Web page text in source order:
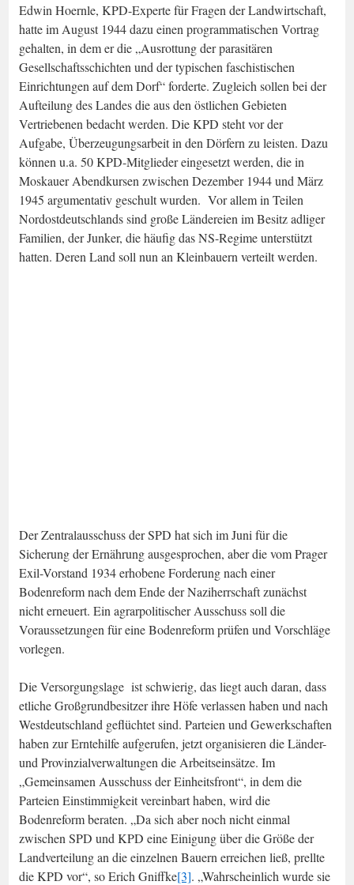
Edwin Hoernle, KPD-Experte für Fragen der Landwirtschaft,
hatte im August 1944 dazu einen programmatischen Vortrag
gehalten, in dem er die „Ausrottung der parasitären
Gesellschaftsschichten und der typischen faschistischen
Einrichtungen auf dem Dorf“ forderte. Zugleich sollen bei der
Aufteilung des Landes die aus den östlichen Gebieten
Vertriebenen bedacht werden. Die KPD steht vor der
Aufgabe, Überzeugungsarbeit in den Dörfern zu leisten. Dazu
können u.a. 50 KPD-Mitglieder eingesetzt werden, die in
Moskauer Abendkursen zwischen Dezember 1944 und März
1945 argumentativ geschult wurden. Vor allem in Teilen
Nordostdeutschlands sind große Ländereien im Besitz adliger
Familien, der Junker, die häufig das NS-Regime unterstützt
hatten. Deren Land soll nun an Kleinbauern verteilt werden.
Der Zentralausschuss der SPD hat sich im Juni für die
Sicherung der Ernährung ausgesprochen, aber die vom Prager
Exil-Vorstand 1934 erhobene Forderung nach einer
Bodenreform nach dem Ende der Naziherrschaft zunächst
nicht erneuert. Ein agrarpolitischer Ausschuss soll die
Voraussetzungen für eine Bodenreform prüfen und Vorschläge
vorlegen.
Die Versorgungslage ist schwierig, das liegt auch daran, dass
etliche Großgrundbesitzer ihre Höfe verlassen haben und nach
Westdeutschland geflüchtet sind. Parteien und Gewerkschaften
haben zur Erntehilfe aufgerufen, jetzt organisieren die Länder-
und Provinzialverwaltungen die Arbeitseinsätze. Im
„Gemeinsamen Ausschuss der Einheitsfront“, in dem die
Parteien Einstimmigkeit vereinbart haben, wird die
Bodenreform beraten. „Da sich aber noch nicht einmal
zwischen SPD und KPD eine Einigung über die Größe der
Landverteilung an die einzelnen Bauern erreichen ließ, prellte
die KPD vor“, so Erich Gniffke[3]. „Wahrscheinlich wurde sie